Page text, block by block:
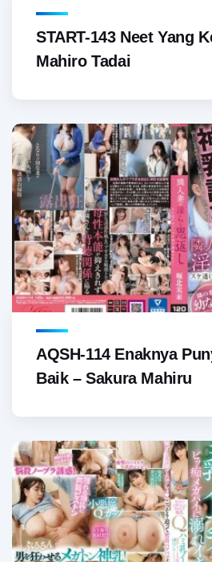
START-143 Neet Yang
Mahiro Tadai
AQSH-114 Enaknya
Baik – Sakura Mahiru